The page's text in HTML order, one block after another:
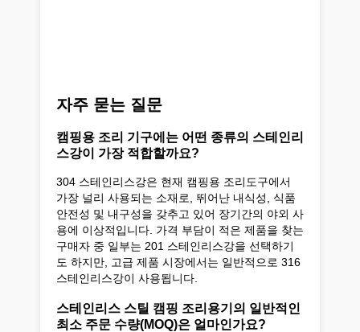
자주 묻는 질문
캠핑용 조리 기구에는 어떤 종류의 스테인리
스강이 가장 적합할까요?
304 스테인리스강은 현재 캠핑용 조리도구에서
가장 널리 사용되는 소재로, 뛰어난 내식성, 식품
안전성 및 내구성을 갖추고 있어 장기간의 야외 사
용에 이상적입니다. 가격 부담이 적은 제품을 찾는
구매자 중 일부는 201 스테인리스강을 선택하기
도 하지만, 고급 제품 시장에서는 일반적으로 316
스테인리스강이 사용됩니다.
스테인리스 스틸 캠핑 조리용기의 일반적인
최소 주문 수량(MOQ)은 얼마인가요?